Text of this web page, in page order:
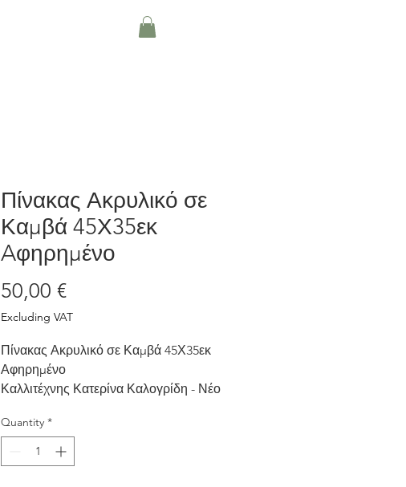
Blog
Πίνακας Ακρυλικό σε
Καμβά 45Χ35εκ
Aφηρημένο
50,00 €Price
Excluding VAT
Πίνακας Ακρυλικό σε Καμβά 45Χ35εκ
Αφηρημένο
Καλλιτέχνης Κατερίνα Καλογρίδη - Νέο
Quantity *